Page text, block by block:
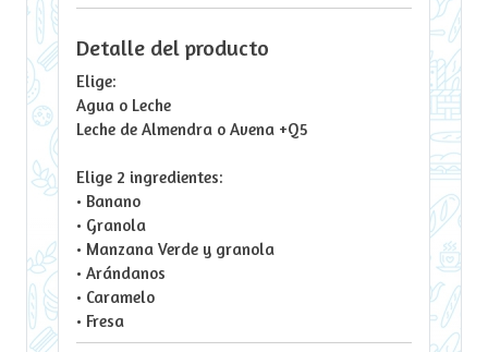
Detalle del producto
Elige:
Agua o Leche
Leche de Almendra o Avena +Q5
Elige 2 ingredientes:
• Banano
• Granola
• Manzana Verde y granola
• Arándanos
• Caramelo
• Fresa